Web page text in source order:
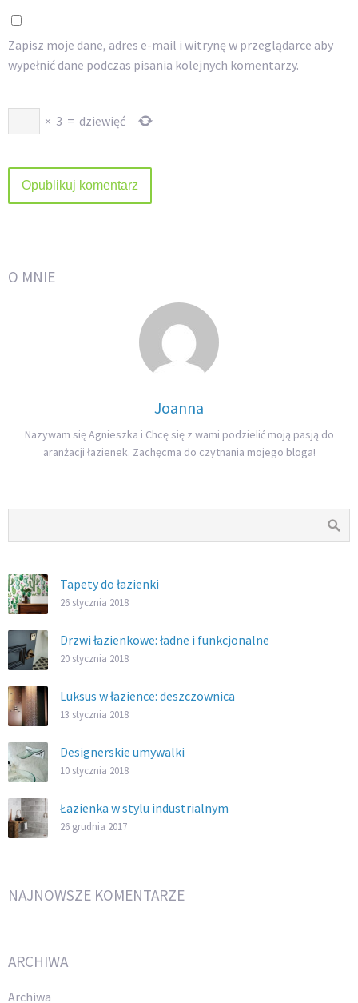
Zapisz moje dane, adres e-mail i witrynę w przeglądarce aby
wypełnić dane podczas pisania kolejnych komentarzy.
× 3 = dziewięć
O MNIE
Joanna
Nazywam się Agnieszka i Chcę się z wami podzielić moją pasją do
aranżacji łazienek. Zachęcma do czytnania mojego bloga!
Tapety do łazienki
26 stycznia 2018
Drzwi łazienkowe: ładne i funkcjonalne
20 stycznia 2018
Luksus w łazience: deszczownica
13 stycznia 2018
Designerskie umywalki
10 stycznia 2018
Łazienka w stylu industrialnym
26 grudnia 2017
NAJNOWSZE KOMENTARZE
ARCHIWA
Archiwa